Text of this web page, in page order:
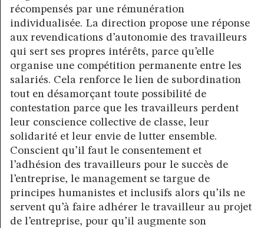
récompensés par une rémunération
individualisée. La direction propose une réponse
aux revendications d’autonomie des travailleurs
qui sert ses propres intérêts, parce qu’elle
organise une compétition permanente entre les
salariés. Cela renforce le lien de subordination
tout en désamorçant toute possibilité de
contestation parce que les travailleurs perdent
leur conscience collective de classe, leur
solidarité et leur envie de lutter ensemble.
Conscient qu’il faut le consentement et
l’adhésion des travailleurs pour le succès de
l’entreprise, le management se targue de
principes humanistes et inclusifs alors qu’ils ne
servent qu’à faire adhérer le travailleur au projet
de l’entreprise, pour qu’il augmente son